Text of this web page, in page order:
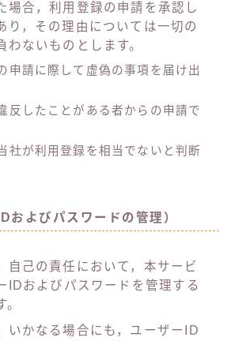
場合，利用登録の申請を承認し
り，その理由については一切の
わないものとします。
申請に際して虚偽の事項を届け出
反したことがある者からの申請で
社が利用登録を相当でないと判断
およびパスワードの管理）
自己の責任において，本サービ
IDおよびパスワードを管理する
いかなる場合にも，ユーザーID